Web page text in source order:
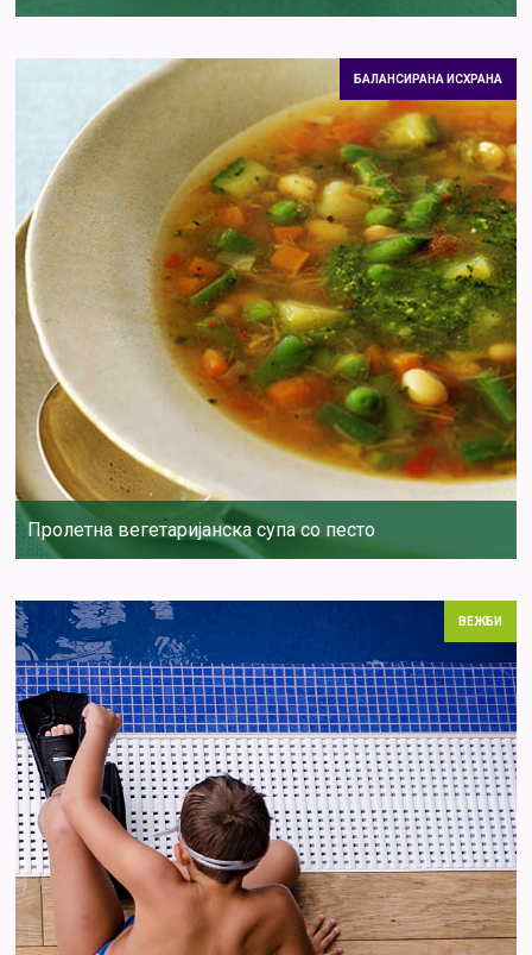
БАЛАНСИРАНА ИСХРАНА
Пролетна вегетаријанска супа со песто
ВЕЖБИ